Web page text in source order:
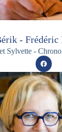
- Frédéric
Sylvette -